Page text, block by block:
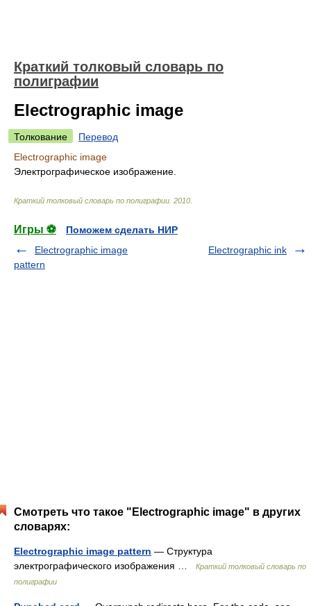
Краткий толковый словарь по
полиграфии
Electrographic image
Толкование
Перевод
Electrographic image
Электрографическое изображение.
Краткий толковый словарь по полиграфии 2010
Игры ⚽
Поможем сделать НИР
Electrographic image
pattern
Electrographic ink
Смотреть что такое "Electrographic image" в других
словарях:
Electrographic image pattern — Структура
электрографического изображения …
Краткий толковый словарь по
полиграфии